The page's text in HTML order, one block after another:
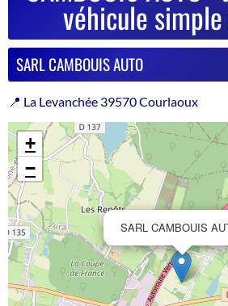
véhicule
SARL CAMBOUIS AUTO
📍 La Levanchée 39570 Courlaoux
SARL CAMBOUIS
+
−